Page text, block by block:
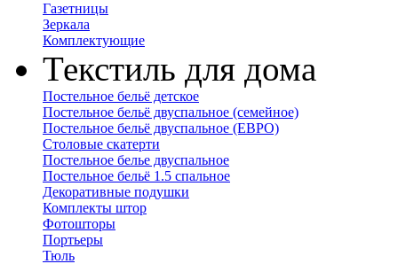
Газетницы
Зеркала
Комплектующие
Текстиль для дома
Постельное бельё детское
Постельное бельё двуспальное (семейное)
Постельное бельё двуспальное (ЕВРО)
Столовые скатерти
Постельное белье двуспальное
Постельное бельё 1.5 спальное
Декоративные подушки
Комплекты штор
Фотошторы
Портьеры
Тюль